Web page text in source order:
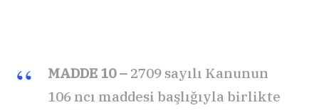
MADDE 10 – 2709 sayılı Kanunun
106 ncı maddesi başlığıyla birlikte